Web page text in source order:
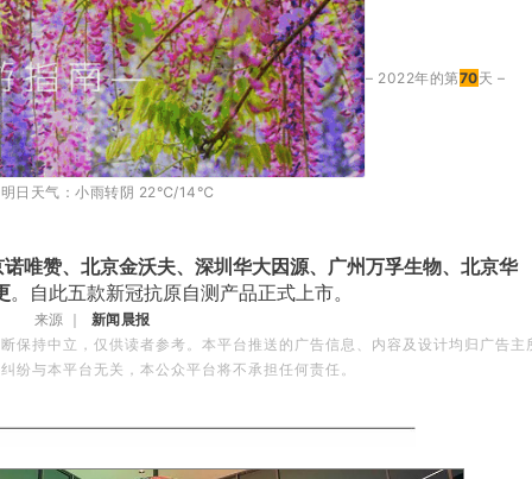
– 2022年的第70天 –
日天气： 小雨转阴 22℃/14℃
唯赞、北京金沃夫、深圳华大因源、广州万孚生物、北京华
。自此五款新冠抗原自测产品正式上市。
来源 ｜ 新闻晨报
保持中立，仅供读者参考。本平台推送的广告信息、内容及设计均归广告主
纷与本平台无关，本公众平台将不承担任何责任。